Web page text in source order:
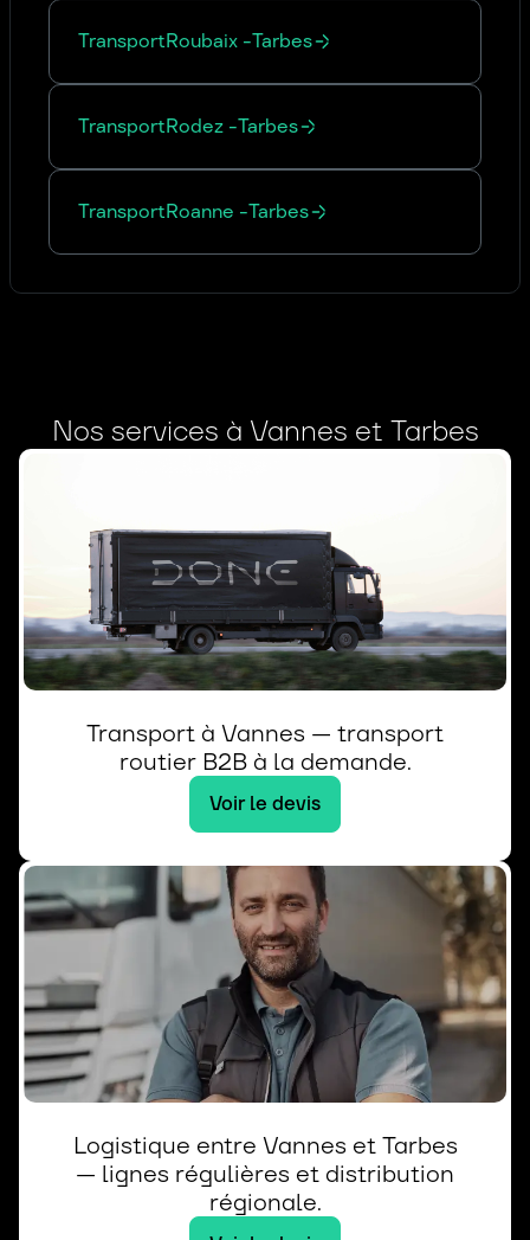
TransportRoubaix -Tarbes
TransportRodez -Tarbes
TransportRoanne -Tarbes
Nos services à Vannes et Tarbes
Transport à Vannes — transport
routier B2B à la demande.
Voir le devis
Logistique entre Vannes et Tarbes
— lignes régulières et distribution
régionale.